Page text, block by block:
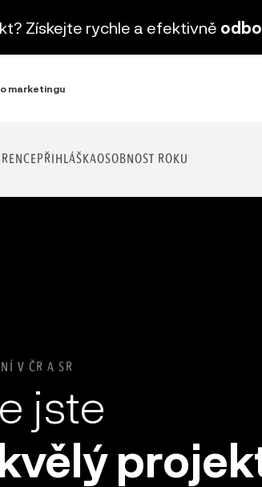
Získejte rychle a efektivně
marketingu
PŘIHLÁŠKAOSOBNOST ROKU
V ČR A SR
jste